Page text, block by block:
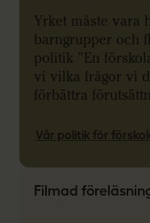
Yrket måste vara
barngrupper och
politik ”En
vi vilka frågor vi
förbättra
Vår politik för
Filmad